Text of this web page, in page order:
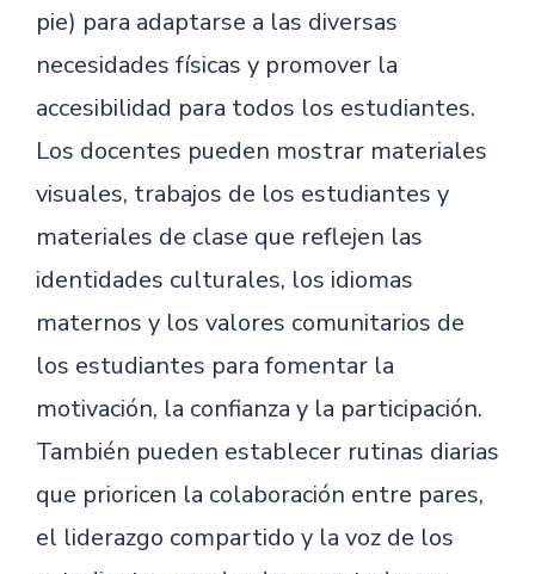
pie) para adaptarse a las diversas
necesidades físicas y promover la
accesibilidad para todos los estudiantes.
Los docentes pueden mostrar materiales
visuales, trabajos de los estudiantes y
materiales de clase que reflejen las
identidades culturales, los idiomas
maternos y los valores comunitarios de
los estudiantes para fomentar la
motivación, la confianza y la participación.
También pueden establecer rutinas diarias
que prioricen la colaboración entre pares,
el liderazgo compartido y la voz de los